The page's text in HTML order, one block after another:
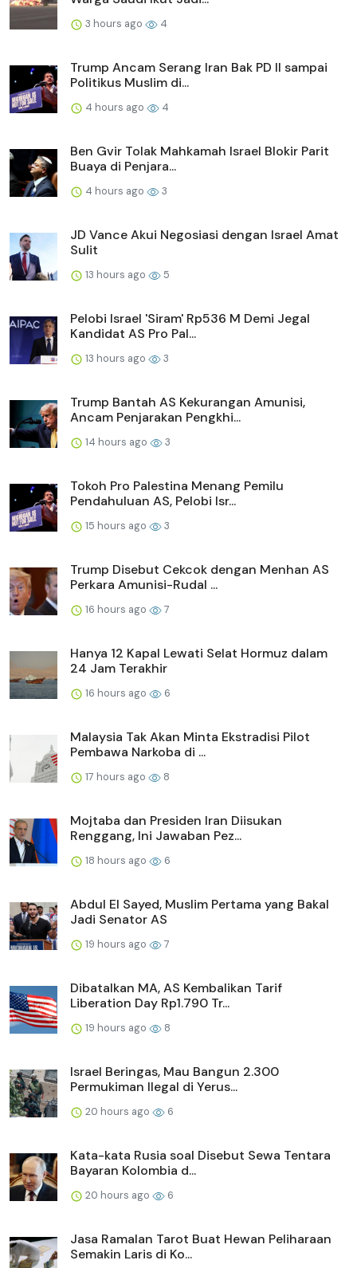
3 hours ago 4
Trump Ancam Serang Iran Bak PD II sampai
Politikus Muslim di...
4 hours ago 4
Ben Gvir Tolak Mahkamah Israel Blokir Parit
Buaya di Penjara...
4 hours ago 3
JD Vance Akui Negosiasi dengan Israel Amat
Sulit
13 hours ago 5
Pelobi Israel 'Siram' Rp536 M Demi Jegal
Kandidat AS Pro Pal...
13 hours ago 3
Trump Bantah AS Kekurangan Amunisi,
Ancam Penjarakan Pengkhi...
14 hours ago 3
Tokoh Pro Palestina Menang Pemilu
Pendahuluan AS, Pelobi Isr...
15 hours ago 3
Trump Disebut Cekcok dengan Menhan AS
Perkara Amunisi-Rudal ...
16 hours ago 7
Hanya 12 Kapal Lewati Selat Hormuz dalam
24 Jam Terakhir
16 hours ago 6
Malaysia Tak Akan Minta Ekstradisi Pilot
Pembawa Narkoba di ...
17 hours ago 8
Mojtaba dan Presiden Iran Diisukan
Renggang, Ini Jawaban Pez...
18 hours ago 6
Abdul El Sayed, Muslim Pertama yang Bakal
Jadi Senator AS
19 hours ago 7
Dibatalkan MA, AS Kembalikan Tarif
Liberation Day Rp1.790 Tr...
19 hours ago 8
Israel Beringas, Mau Bangun 2.300
Permukiman Ilegal di Yerus...
20 hours ago 6
Kata-kata Rusia soal Disebut Sewa Tentara
Bayaran Kolombia d...
20 hours ago 6
Jasa Ramalan Tarot Buat Hewan Peliharaan
Semakin Laris di Ko...